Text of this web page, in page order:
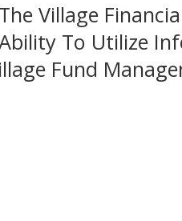
Village
To Utilize
Fund